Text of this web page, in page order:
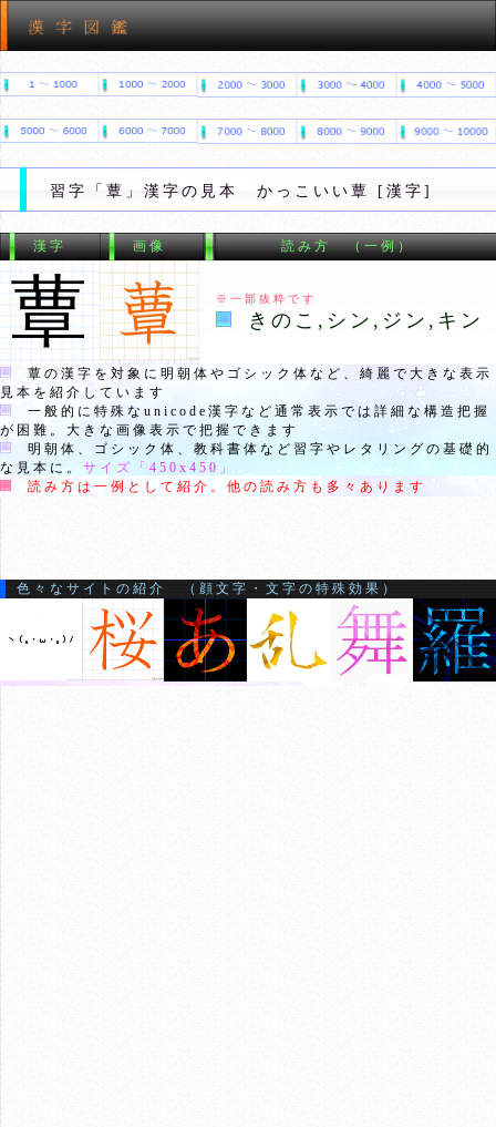
習字「蕈」漢字の見本 かっこいい蕈 [漢字]
漢字 画像 読み方 （一例）
蕈 ※一部抜粋です
きのこ,シン,ジン,キン
蕈 の漢字を対象に明朝体やゴシック体など、綺麗で大きな表示
見本を紹介しています
一般的に特殊なunicode漢字など通常表示では詳細な構造把握
が困難。大きな画像表示で把握できます
明朝体、ゴシック体、教科書体など習字やレタリングの基礎的
な見本に。 サイズ「 450x450 」
読み方は一例として紹介。他の読み方も多々あります
色々なサイトの紹介 （顔文字・文字の特殊効果）